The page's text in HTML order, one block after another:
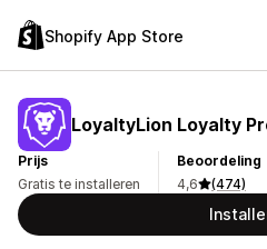
Shopify App Store
LoyaltyLion Loyalty
Prijs
Gratis te installeren
Beoordeling
4,6
(474)